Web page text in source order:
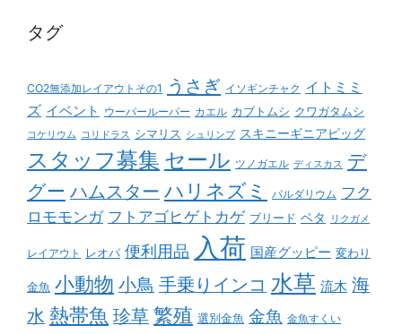
タグ
CO2無添加レイアウトその1 うさぎ イソギンチャク イトミミ
ズ イベント ウーパールーパー カエル カブトムシ クワガタムシ
コケリウム コリドラス シマリス シュリンプ スキニーギニアピッグ
スタッフ募集 セール ツノガエル ディスカス デ
グー ハムスター ハリネズミ パルダリウム フク
ロモモンガ フトアゴヒゲトカゲ ブリード ベタ リクガメ
レイアウト レオパ 便利用品 入荷 国産グッピー 変わり
金魚 小動物 小鳥 手乗りインコ 水草 流木 海
水 熱帯魚 珍草 繁殖 選別金魚 金魚 金魚すくい